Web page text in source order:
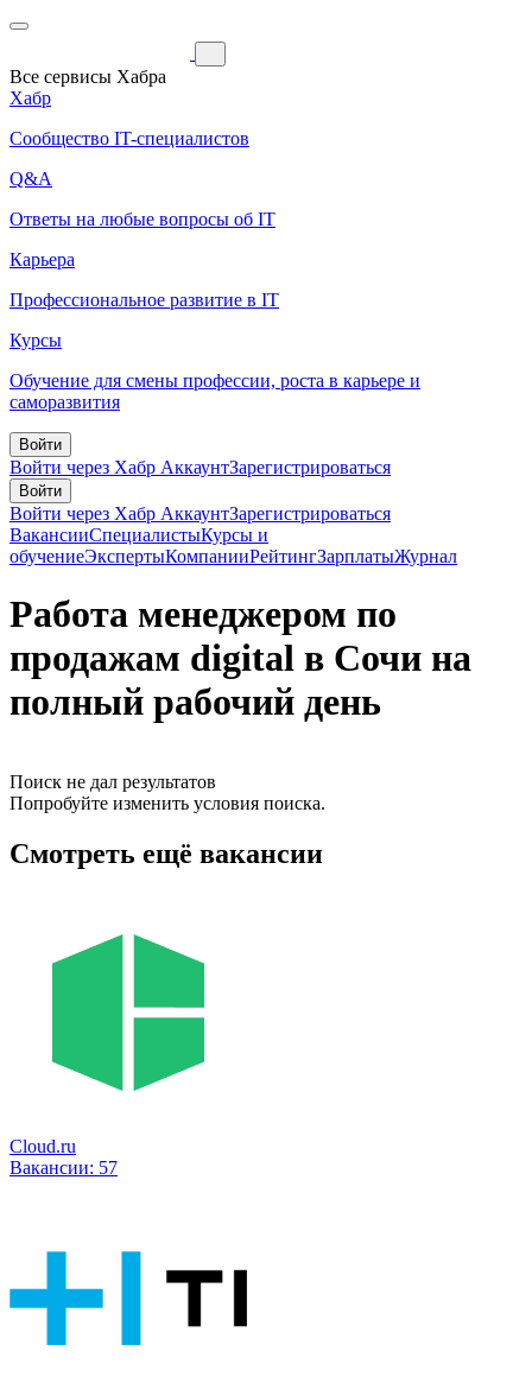
Все сервисы Хабра
Хабр
Сообщество IT-специалистов
Q&A
Ответы на любые вопросы об IT
Карьера
Профессиональное развитие в IT
Курсы
Обучение для смены профессии, роста в карьере и
саморазвития
Войти
Войти через Хабр АккаунтЗарегистрироваться
Войти
Войти через Хабр АккаунтЗарегистрироваться
ВакансииСпециалистыКурсы и
обучениеЭкспертыКомпанииРейтингЗарплатыЖурнал
Работа менеджером по
продажам digital в Сочи на
полный рабочий день
Поиск не дал результатов
Попробуйте изменить условия поиска.
Смотреть ещё вакансии
Cloud.ru
Вакансии: 57